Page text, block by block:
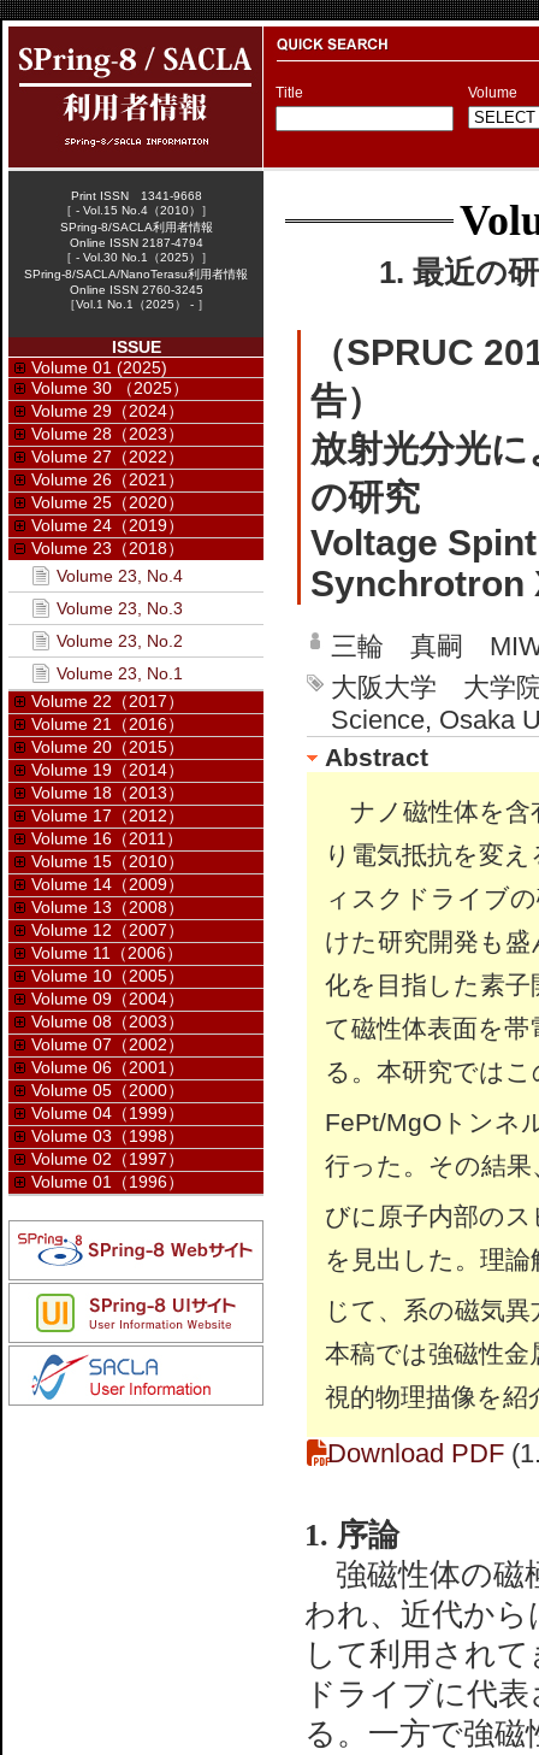
Title Volume
1. 最近の
（SPRUC
告）
放射光分光
の研究
Voltage
Synchrotron
三輪 真嗣
大阪大学 大学
Science, Osaka
Abstract
ナノ磁性体を含
り電気抵抗を変
ィスクドライブ
けた研究開発も
化を目指した素
て磁性体表面を
る。本研究では
FePt/MgOトンネ
行った。その結
びに原子内部の
を見出した。理
じて、系の磁気
本稿では強磁性
視的物理描像を紹
Download PDF
1. 序論
強磁性体の磁
われ、近代か
して利用され
ドライブに代
る。一方で強
Print ISSN 1341-9668
［ - Vol.15 No.4（2010）］
SPring-8/SACLA利用者情報
Online ISSN 2187-4794
［ - Vol.30 No.1（2025）］
SPring-8/SACLA/NanoTerasu利用者情報
Online ISSN 2760-3245
［Vol.1 No.1（2025） - ］
ISSUE
Volume 01 (2025)
Volume 30 （2025）
Volume 29（2024）
Volume 28（2023）
Volume 27（2022）
Volume 26（2021）
Volume 25（2020）
Volume 24（2019）
Volume 23（2018）
Volume 23, No.4
Volume 23, No.3
Volume 23, No.2
Volume 23, No.1
Volume 22（2017）
Volume 21（2016）
Volume 20（2015）
Volume 19（2014）
Volume 18（2013）
Volume 17（2012）
Volume 16（2011）
Volume 15（2010）
Volume 14（2009）
Volume 13（2008）
Volume 12（2007）
Volume 11（2006）
Volume 10（2005）
Volume 09（2004）
Volume 08（2003）
Volume 07（2002）
Volume 06（2001）
Volume 05（2000）
Volume 04（1999）
Volume 03（1998）
Volume 02（1997）
Volume 01（1996）